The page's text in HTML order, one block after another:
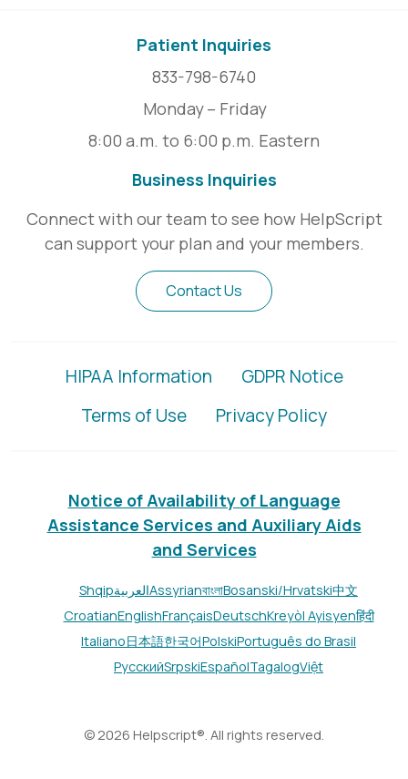
Patient Inquiries
833-798-6740
Monday – Friday
8:00 a.m. to 6:00 p.m. Eastern
Business Inquiries
Connect with our team to see how HelpScript
can support your plan and your members.
Contact Us
HIPAA Information
GDPR Notice
Terms of Use
Privacy Policy
Notice of Availability of Language
Assistance Services and Auxiliary Aids
and Services
ShqipالعربيةAssyrianবাংলাBosanski/Hrvatski中文
CroatianEnglishFrançaisDeutschKreyòl Ayisyenहिंदी
Italiano日本語한국어PolskiPortuguês do Brasil
РусскийSrpskiEspañolTagalogViệt
© 2026 Helpscript®. All rights reserved.